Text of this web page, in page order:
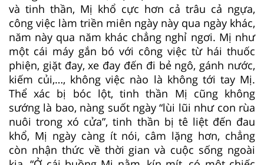
và tinh thần, Mị khổ cực hơn cả trâu cả ngựa,
công việc làm triền miên ngày này qua ngày khác,
năm này qua năm khác chẳng nghỉ ngơi. Mị như
một cái máy gắn bó với công việc từ hái thuốc
phiện, giặt đay, xe đay đến đi bẻ ngô, gánh nước,
kiếm củi,…, không việc nào là không tới tay Mị.
Thể xác bị bóc lột, tinh thần Mị cũng không
sướng là bao, nàng suốt ngày “lùi lũi như con rùa
nuôi trong xó cửa”, tinh thần bị tê liệt đến đau
khổ, Mị ngày càng ít nói, câm lặng hơn, chẳng
còn nhận thức về thời gian và cuộc sống ngoài